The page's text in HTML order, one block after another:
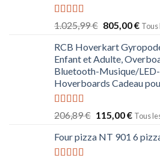
Note5.00
1.025,99€ 805,00€ Tous
RCB Hoverkart
Enfant et Adulte,
Bluetooth-Musique/
Hoverboards Cadeau
Note5.00
sur 5
206,89€ 115,00€ Tous
Four pizza NT 901 6